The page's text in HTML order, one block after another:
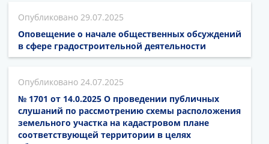
29.07.2025
Оповещение о начале общественных обсуждений
в сфере градостроительной деятельности
24.07.2025
№ 1701 от 14.0.2025 О проведении публичных
слушаний по рассмотрению схемы расположения
земельного участка на кадастровом плане
соответствующей территории в целях